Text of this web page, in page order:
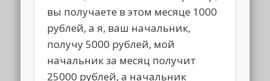
вы получаете в этом месяце 1000
рублей, а я, ваш начальник,
получу 5000 рублей, мой
начальник за месяц получит
25000 рублей, а начальник